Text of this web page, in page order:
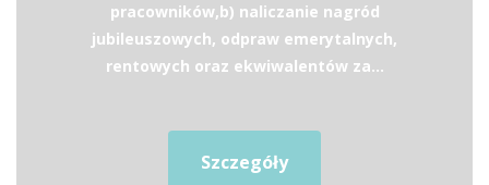
pracowników,b) naliczanie nagród
jubileuszowych, odpraw emerytalnych,
rentowych oraz ekwiwalentów za...
Szczegóły